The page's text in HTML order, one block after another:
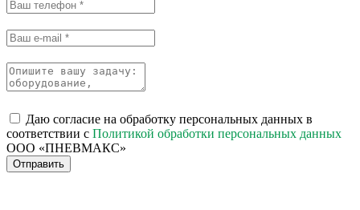
Даю согласие на обработку персональных данных в
соответствии с Политикой обработки персональных данных
ООО «ПНЕВМАКС»
Отправить